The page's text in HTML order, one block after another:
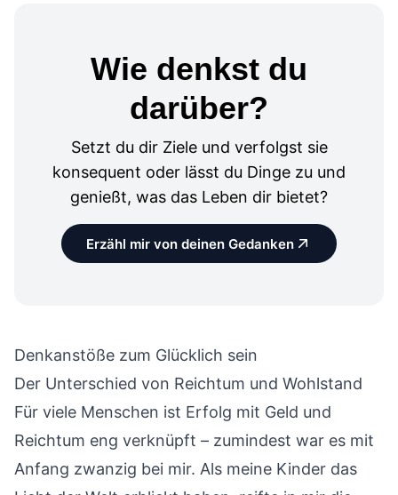
Wie denkst du
darüber?
Setzt du dir Ziele und verfolgst sie
konsequent oder lässt du Dinge zu und
genießt, was das Leben dir bietet?
Erzähl mir von deinen Gedanken
Denkanstöße zum Glücklich sein
Der Unterschied von Reichtum und Wohlstand
Für viele Menschen ist Erfolg mit Geld und
Reichtum eng verknüpft – zumindest war es mit
Anfang zwanzig bei mir. Als meine Kinder das